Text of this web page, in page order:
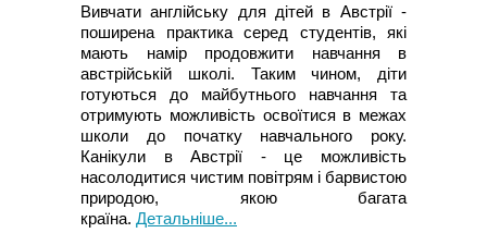
Вивчати англійську для дітей в Австрії -
поширена практика серед студентів, які
мають намір продовжити навчання в
австрійській школі. Таким чином, діти
готуються до майбутнього навчання та
отримують можливість освоїтися в межах
школи до початку навчального року.
Канікули в Австрії - це можливість
насолодитися чистим повітрям і барвистою
природою, якою багата
країна. Детальніше...